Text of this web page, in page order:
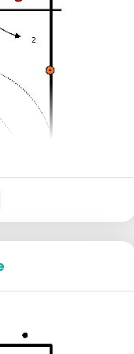
en OH sur le
en position
le bas à
se déplacent